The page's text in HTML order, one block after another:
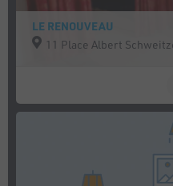
LE RENOUVEAU
11 Place Albert